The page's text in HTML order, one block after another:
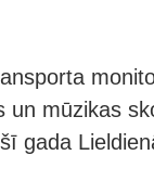
mūzikas
gada